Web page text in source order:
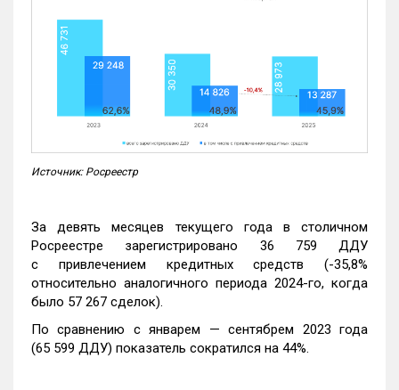
Источник: Росреестр
За девять месяцев текущего года в столичном
Росреестре зарегистрировано 36 759 ДДУ
с привлечением кредитных средств (-35,8%
относительно аналогичного периода 2024-го, когда
было 57 267 сделок).
По сравнению с январем — сентябрем 2023 года
(65 599 ДДУ) показатель сократился на 44%.